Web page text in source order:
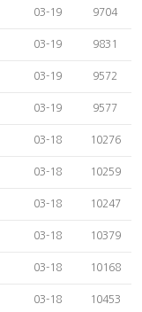
03-19 9704
03-19 9831
03-19 9572
03-19 9577
03-18 10276
03-18 10259
03-18 10247
03-18 10379
03-18 10168
03-18 10453